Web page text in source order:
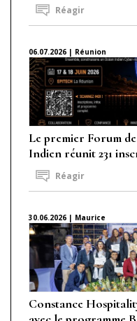
Réagir
06.07.2026 | Réunion
Le premier Forum
Indien réunit 231
Réagir
30.06.2026 | Maurice
Constance